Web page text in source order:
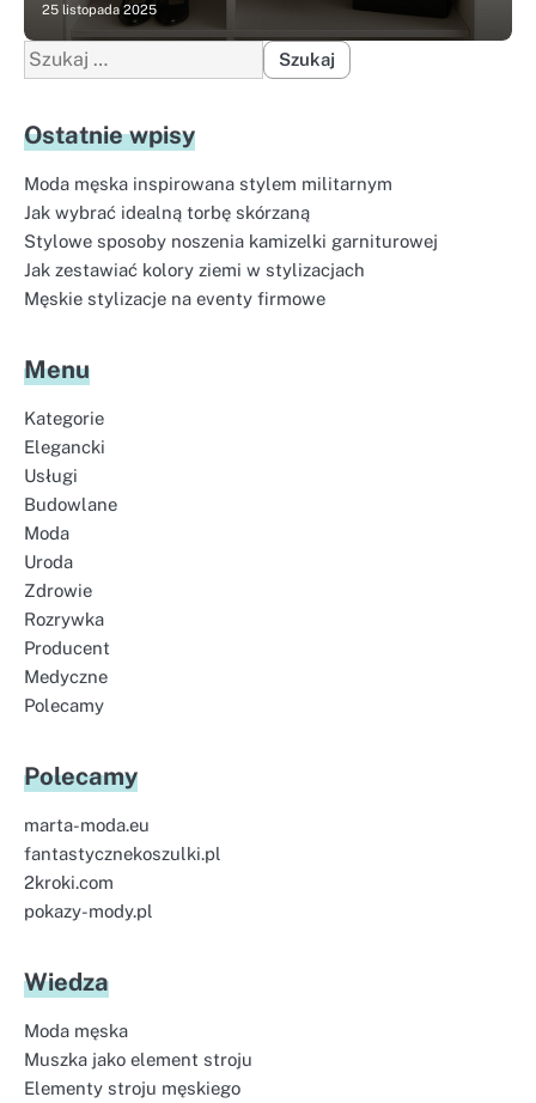
25 listopada 2025
Szukaj:
Ostatnie wpisy
Moda męska inspirowana stylem militarnym
Jak wybrać idealną torbę skórzaną
Stylowe sposoby noszenia kamizelki garniturowej
Jak zestawiać kolory ziemi w stylizacjach
Męskie stylizacje na eventy firmowe
Menu
Kategorie
Elegancki
Usługi
Budowlane
Moda
Uroda
Zdrowie
Rozrywka
Producent
Medyczne
Polecamy
Polecamy
marta-moda.eu
fantastycznekoszulki.pl
2kroki.com
pokazy-mody.pl
Wiedza
Moda męska
Muszka jako element stroju
Elementy stroju męskiego